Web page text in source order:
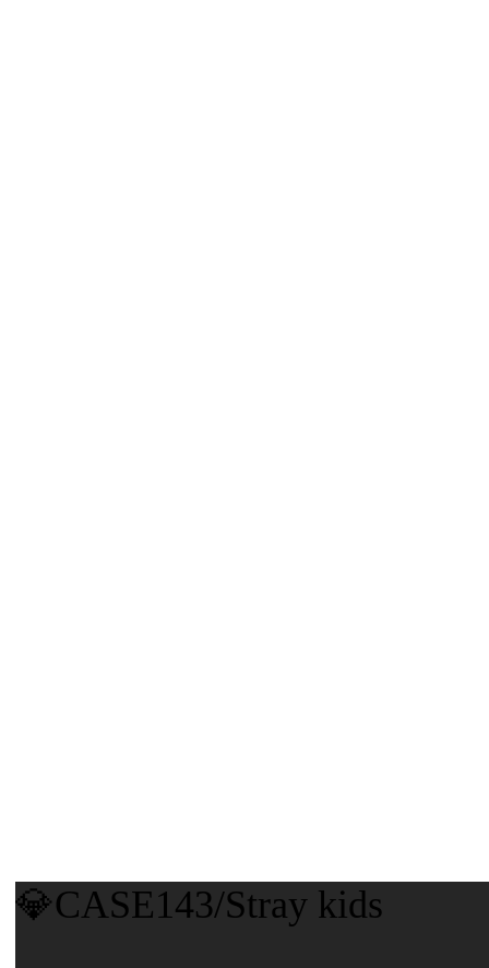
💎CASE143/Stray kids